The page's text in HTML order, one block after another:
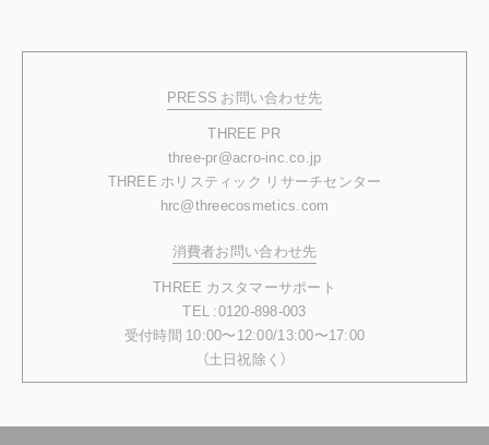
PRESS お問い合わせ先
THREE PR
three-pr@acro-inc.co.jp
THREE ホリスティック リサーチセンター
hrc@threecosmetics.com
消費者お問い合わせ先
THREE カスタマーサポート
TEL :0120-898-003
受付時間 10:00〜12:00/13:00〜17:00
（土日祝除く）